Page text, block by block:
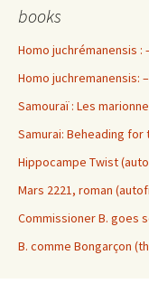
books
Homo juchrémanensis :
Homo juchremanensis:
Samouraï : Les
Samurai: Beheading for
Hippocampe Twist
Mars 2221, roman
Commissioner B. goes
B. comme Bongarçon